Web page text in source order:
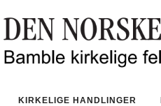
KIRKELIGE HANDLINGER